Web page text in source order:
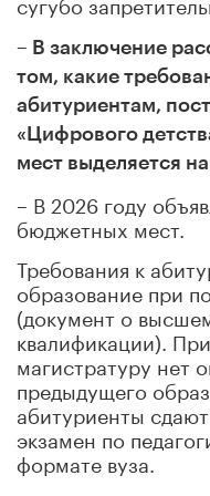
– В заключение
том, какие
абитуриентам,
«Цифрового
мест выделяется
– В 2026 году
бюджетных мест.
Требования к
образование при
(документ о
квалификации).
магистратуру нет
предыдущего
абитуриенты
экзамен по
формате вуза.